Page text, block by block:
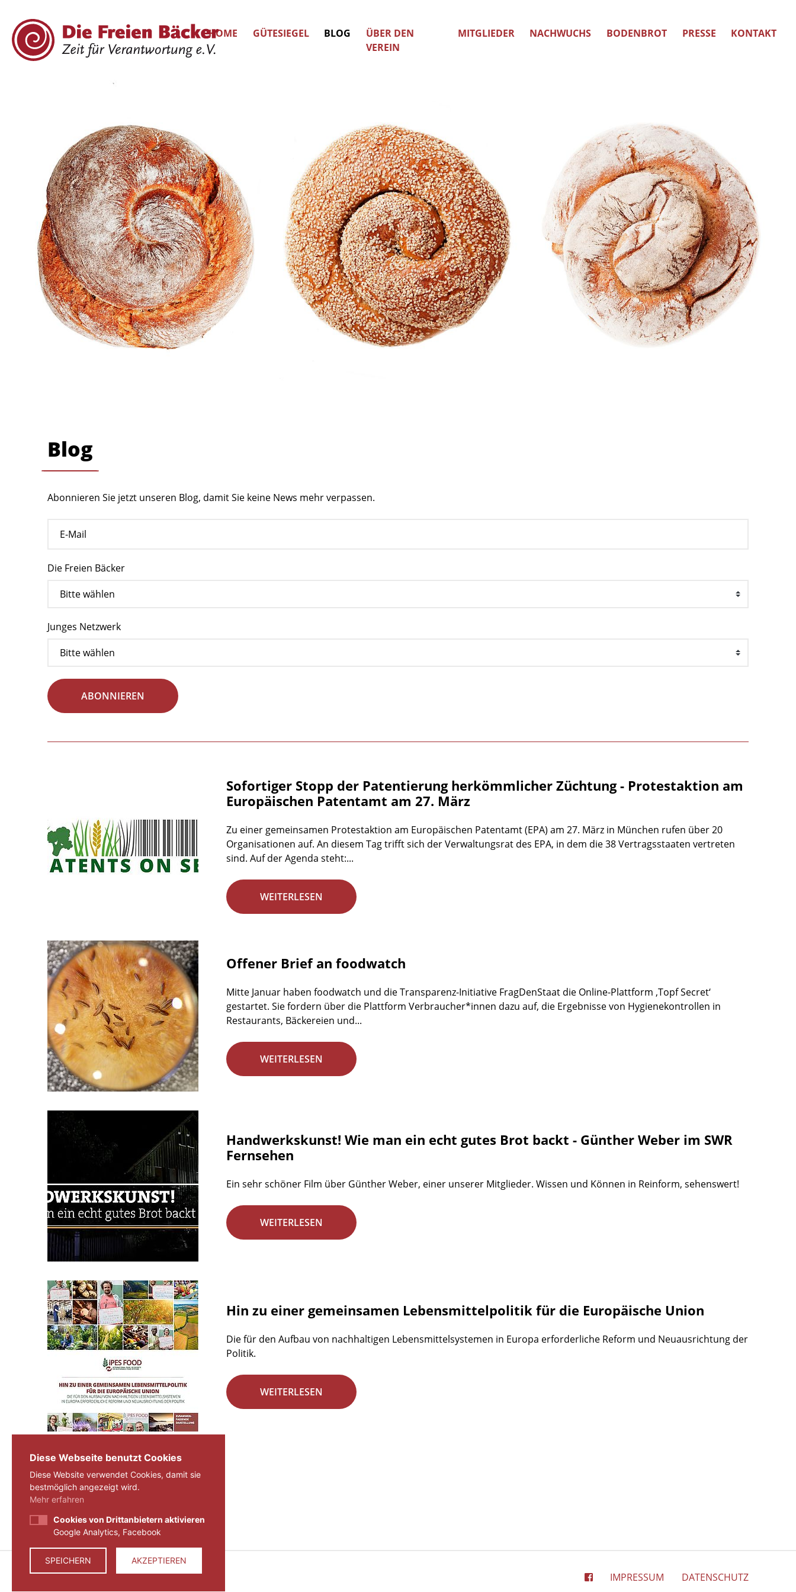
HOME GÜTESIEGEL BLOG
ÜBER DEN
VEREIN
MITGLIEDER NACHWUCHS BODENBROT PRESSE KONTAKT
Blog
Abonnieren Sie jetzt unseren Blog, damit Sie keine News mehr verpassen.
Die Freien Bäcker
Junges Netzwerk
ABONNIEREN
Sofortiger Stopp der Patentierung herkömmlicher Züchtung - Protestaktion am
Europäischen Patentamt am 27. März
Zu einer gemeinsamen Protestaktion am Europäischen Patentamt (EPA) am 27. März in München rufen über 20
Organisationen auf. An diesem Tag trifft sich der Verwaltungsrat des EPA, in dem die 38 Vertragsstaaten vertreten
sind. Auf der Agenda steht:...
WEITERLESEN
Offener Brief an foodwatch
Mitte Januar haben foodwatch und die Transparenz-Initiative FragDenStaat die Online-Plattform ‚Topf Secret‘
gestartet. Sie fordern über die Plattform Verbraucher*innen dazu auf, die Ergebnisse von Hygienekontrollen in
Restaurants, Bäckereien und...
WEITERLESEN
Handwerkskunst! Wie man ein echt gutes Brot backt - Günther Weber im SWR
Fernsehen
Ein sehr schöner Film über Günther Weber, einer unserer Mitglieder. Wissen und Können in Reinform, sehenswert!
WEITERLESEN
Hin zu einer gemeinsamen Lebensmittelpolitik für die Europäische Union
Die für den Aufbau von nachhaltigen Lebensmittelsystemen in Europa erforderliche Reform und Neuausrichtung der
Politik.
WEITERLESEN
Seite 29 von 29.
« 1 ... 27
IMPRESSUM DATENSCHUTZ
© 2026 ZEIT FÜR VERANTWORTUNG E.V.
Diese Webseite benutzt Cookies
Diese Website verwendet Cookies, damit sie
bestmöglich angezeigt wird.
Mehr erfahren
Cookies von Drittanbietern aktivieren
Google Analytics, Facebook
SPEICHERN AKZEPTIEREN